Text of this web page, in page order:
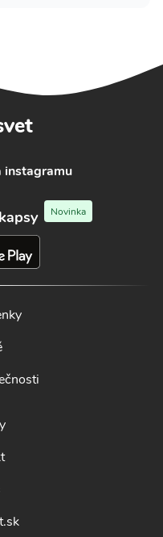
instagramu
Novinka